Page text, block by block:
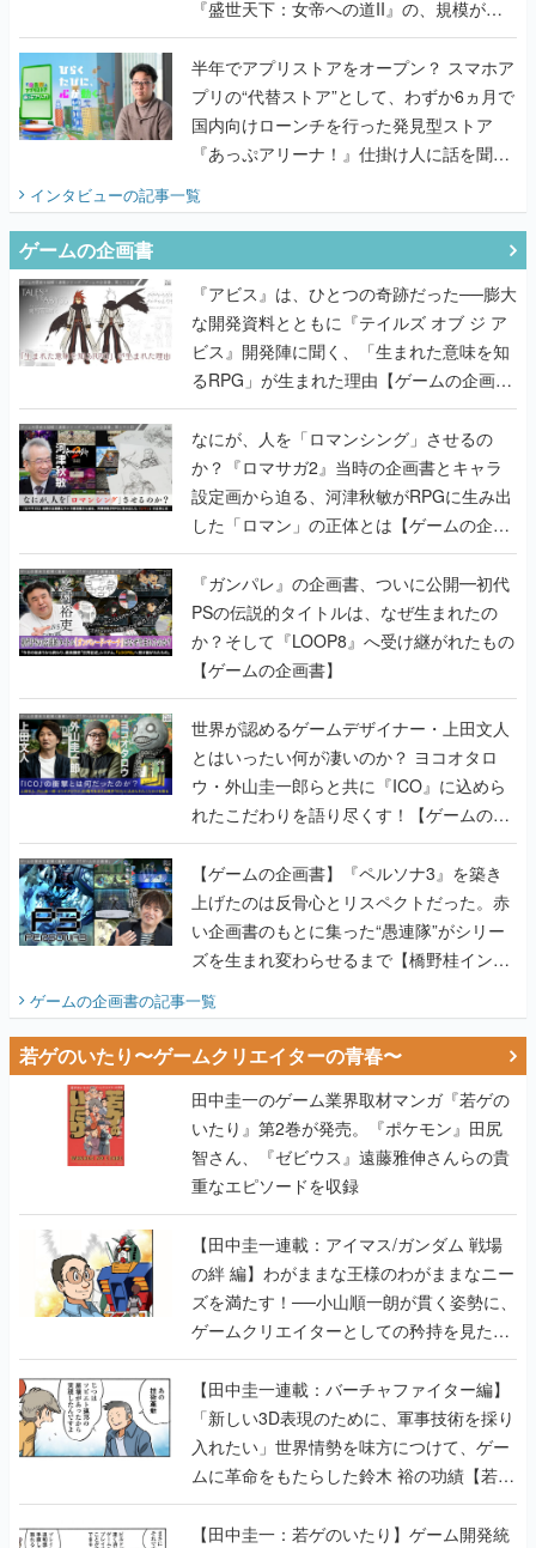
『盛世天下：女帝への道II』の、規模が違
うこだわりをプロデューサーに聞いた
半年でアプリストアをオープン？ スマホア
プリの“代替ストア”として、わずか6ヵ月で
国内向けローンチを行った発見型ストア
『あっぷアリーナ！』仕掛け人に話を聞い
てみた
インタビューの記事一覧
ゲームの企画書
『アビス』は、ひとつの奇跡だった──膨大
な開発資料とともに『テイルズ オブ ジ ア
ビス』開発陣に聞く、「生まれた意味を知
るRPG」が生まれた理由【ゲームの企画
書】
なにが、人を「ロマンシング」させるの
か？『ロマサガ2』当時の企画書とキャラ
設定画から迫る、河津秋敏がRPGに生み出
した「ロマン」の正体とは【ゲームの企画
書】
『ガンパレ』の企画書、ついに公開━初代
PSの伝説的タイトルは、なぜ生まれたの
か？そして『LOOP8』へ受け継がれたもの
【ゲームの企画書】
世界が認めるゲームデザイナー・上田文人
とはいったい何が凄いのか？ ヨコオタロ
ウ・外山圭一郎らと共に『ICO』に込めら
れたこだわりを語り尽くす！【ゲームの企
画書】
【ゲームの企画書】『ペルソナ3』を築き
上げたのは反骨心とリスペクトだった。赤
い企画書のもとに集った“愚連隊”がシリー
ズを生まれ変わらせるまで【橋野桂インタ
ビュー】
ゲームの企画書の記事一覧
若ゲのいたり〜ゲームクリエイターの青春〜
田中圭一のゲーム業界取材マンガ『若ゲの
いたり』第2巻が発売。『ポケモン』田尻
智さん、『ゼビウス』遠藤雅伸さんらの貴
重なエピソードを収録
【田中圭一連載：アイマス/ガンダム 戦場
の絆 編】わがままな王様のわがままなニー
ズを満たす！──小山順一朗が貫く姿勢に、
ゲームクリエイターとしての矜持を見た
【若ゲのいたり最終回】
【田中圭一連載：バーチャファイター編】
「新しい3D表現のために、軍事技術を採り
入れたい」世界情勢を味方につけて、ゲー
ムに革命をもたらした鈴木 裕の功績【若ゲ
のいたり】
【田中圭一：若ゲのいたり】ゲーム開発統